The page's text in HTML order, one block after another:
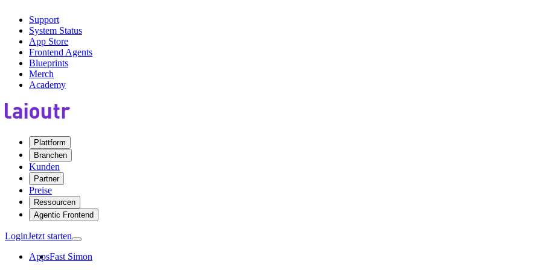
Support
System Status
App Store
Frontend Agents
Blueprints
Merch
Academy
Plattform
Branchen
Kunden
Partner
Preise
Ressourcen
Agentic Frontend
LoginJetzt starten
AppsFast Simon